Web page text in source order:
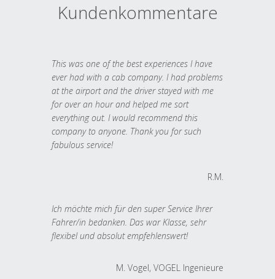
Kundenkommentare
This was one of the best experiences I have
ever had with a cab company. I had problems
at the airport and the driver stayed with me
for over an hour and helped me sort
everything out. I would recommend this
company to anyone. Thank you for such
fabulous service!
R.M.
Ich möchte mich für den super Service Ihrer
Fahrer/in bedanken. Das war Klasse, sehr
flexibel und absolut empfehlenswert!
M. Vogel, VOGEL Ingenieure